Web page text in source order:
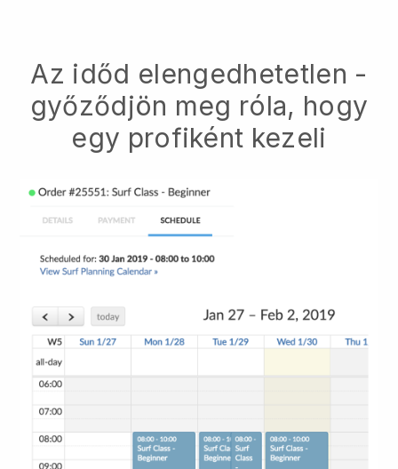
Az időd elengedhetetlen -
győződjön meg róla, hogy
egy profiként kezeli